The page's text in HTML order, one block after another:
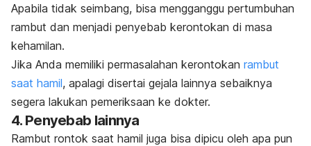
Apabila tidak seimbang, bisa mengganggu pertumbuhan
rambut dan menjadi penyebab kerontokan di masa
kehamilan.
Jika Anda memiliki permasalahan kerontokan rambut
saat hamil, apalagi disertai gejala lainnya sebaiknya
segera lakukan pemeriksaan ke dokter.
4. Penyebab lainnya
Rambut rontok saat hamil juga bisa dipicu oleh apa pun